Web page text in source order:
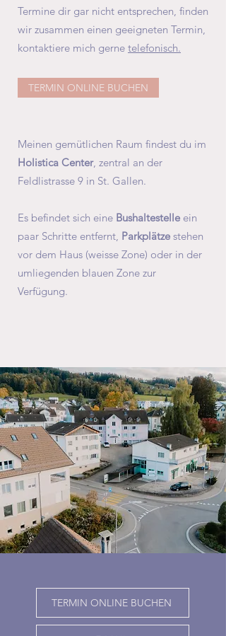
Termine dir gar nicht entsprechen, finden
wir zusammen einen geeigneten Termin,
kontaktiere mich gerne telefonisch.
TERMIN ONLINE BUCHEN
Meinen gemütlichen Raum findest du im
Holistica Center, zentral an der
Feldlistrasse 9 in St. Gallen.
Es befindet sich eine Bushaltestelle ein
paar Schritte entfernt, Parkplätze stehen
vor dem Haus (weisse Zone) oder in der
umliegenden blauen Zone zur
Verfügung.
TERMIN ONLINE BUCHEN